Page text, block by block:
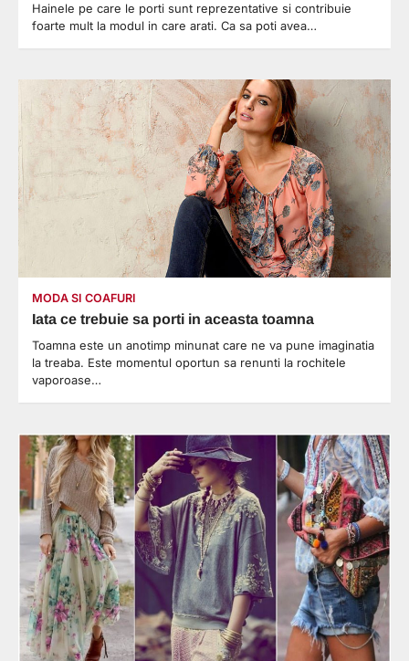
Hainele pe care le porti sunt reprezentative si contribuie
foarte mult la modul in care arati. Ca sa poti avea…
MODA SI COAFURI
Iata ce trebuie sa porti in aceasta toamna
Toamna este un anotimp minunat care ne va pune imaginatia
la treaba. Este momentul oportun sa renunti la rochitele
vaporoase…